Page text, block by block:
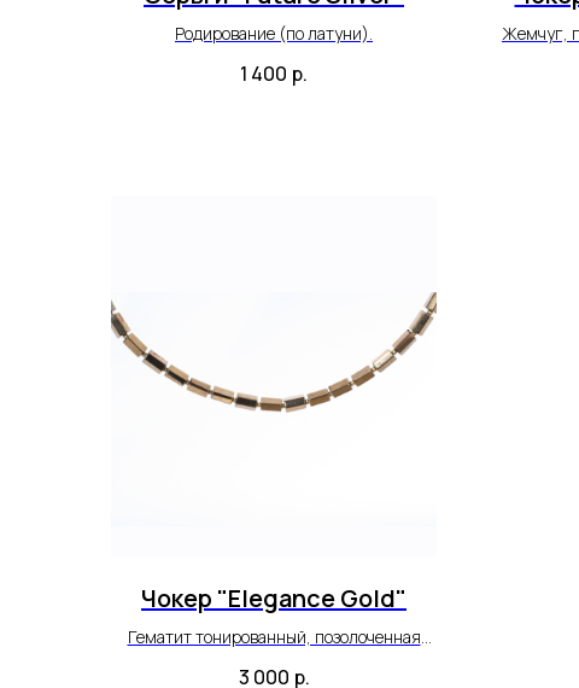
Родирование (по латуни).
1 400 р.
Жемчуг,
Чокер "Elegance Gold"
Гематит тонированный, позолоченная
3 000 р.